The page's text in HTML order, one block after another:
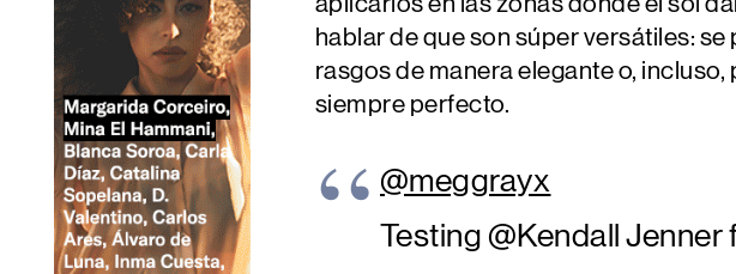
hablar de que son súperversátiles: se
rasgos de manera elegante o,
siempre perfecto.
@meggrayx
Testing @Kendall Jenner